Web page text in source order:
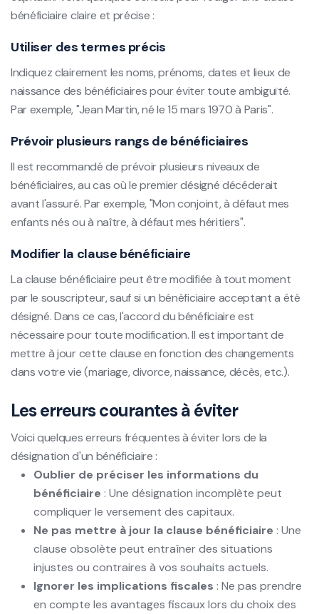
bénéficiaire claire et précise :
Utiliser des termes précis
Indiquez clairement les noms, prénoms, dates et lieux de
naissance des bénéficiaires pour éviter toute ambiguïté.
Par exemple, "Jean Martin, né le 15 mars 1970 à Paris".
Prévoir plusieurs rangs de bénéficiaires
Il est recommandé de prévoir plusieurs niveaux de
bénéficiaires, au cas où le premier désigné décéderait
avant l'assuré. Par exemple, "Mon conjoint, à défaut mes
enfants nés ou à naître, à défaut mes héritiers".
Modifier la clause bénéficiaire
La clause bénéficiaire peut être modifiée à tout moment
par le souscripteur, sauf si un bénéficiaire acceptant a été
désigné. Dans ce cas, l'accord du bénéficiaire est
nécessaire pour toute modification. Il est important de
mettre à jour cette clause en fonction des changements
dans votre vie (mariage, divorce, naissance, décès, etc.).
Les erreurs courantes à éviter
Voici quelques erreurs fréquentes à éviter lors de la
désignation d'un bénéficiaire :
Oublier de préciser les informations du
bénéficiaire : Une désignation incomplète peut
compliquer le versement des capitaux.
Ne pas mettre à jour la clause bénéficiaire : Une
clause obsolète peut entraîner des situations
injustes ou contraires à vos souhaits actuels.
Ignorer les implications fiscales : Ne pas prendre
en compte les avantages fiscaux lors du choix des